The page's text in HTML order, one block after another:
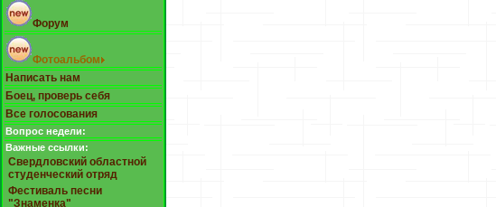
Форум
Фотоальбом
Написать нам
Боец, проверь себя
Все голосования
Вопрос недели:
Важные ссылки:
Свердловский областной
студенческий отряд
Фестиваль песни
"Знаменка"